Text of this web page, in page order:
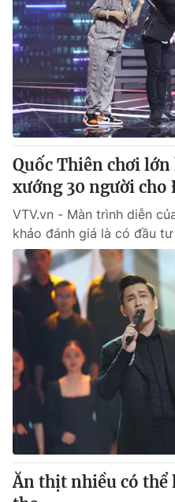
Quốc Thiên chơi
xướng 30 người cho
VTV.vn - Màn trình diễn
khảo đánh giá là có đầu
Ăn thịt nhiều có thể